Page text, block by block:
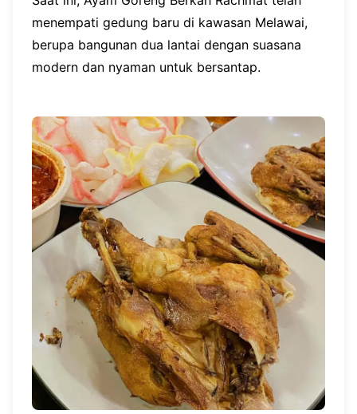
menempati gedung baru di kawasan Melawai,
berupa bangunan dua lantai dengan suasana
modern dan nyaman untuk bersantap.